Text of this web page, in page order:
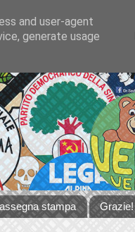
stampa Grazie!
and user-agent
generate usage